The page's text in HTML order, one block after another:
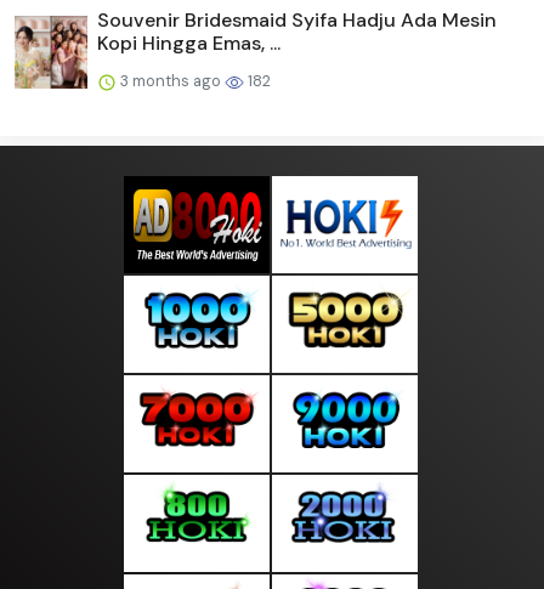
Souvenir Bridesmaid Syifa Hadju Ada Mesin
Kopi Hingga Emas, ...
3 months ago 182